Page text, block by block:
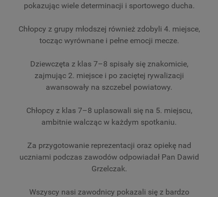
pokazując wiele determinacji i sportowego ducha.
Chłopcy z grupy młodszej również zdobyli 4. miejsce,
tocząc wyrównane i pełne emocji mecze.
Dziewczęta z klas 7–8 spisały się znakomicie,
zajmując 2. miejsce i po zaciętej rywalizacji
awansowały na szczebel powiatowy.
Chłopcy z klas 7–8 uplasowali się na 5. miejscu,
ambitnie walcząc w każdym spotkaniu.
Za przygotowanie reprezentacji oraz opiekę nad
uczniami podczas zawodów odpowiadał Pan Dawid
Grzelczak.
Wszyscy nasi zawodnicy pokazali się z bardzo